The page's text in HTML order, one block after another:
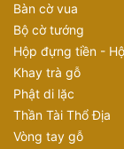
Bàn cờ vua
Bộ cờ tướng
Hộp đựng tiền -
Khay trà gỗ
Phật di lặc
Thần Tài Thổ Địa
Vòng tay gỗ